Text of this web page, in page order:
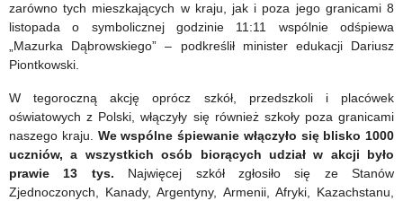
zarówno tych mieszkających w kraju, jak i poza jego granicami 8
listopada o symbolicznej godzinie 11:11 wspólnie odśpiewa
„Mazurka Dąbrowskiego” – podkreślił minister edukacji Dariusz
Piontkowski.
W tegoroczną akcję oprócz szkół, przedszkoli i placówek
oświatowych z Polski, włączyły się również szkoły poza granicami
naszego kraju. We wspólne śpiewanie włączyło się blisko 1000
uczniów, a wszystkich osób biorących udział w akcji było
prawie 13 tys. Najwięcej szkół zgłosiło się ze Stanów
Zjednoczonych, Kanady, Argentyny, Armenii, Afryki, Kazachstanu,